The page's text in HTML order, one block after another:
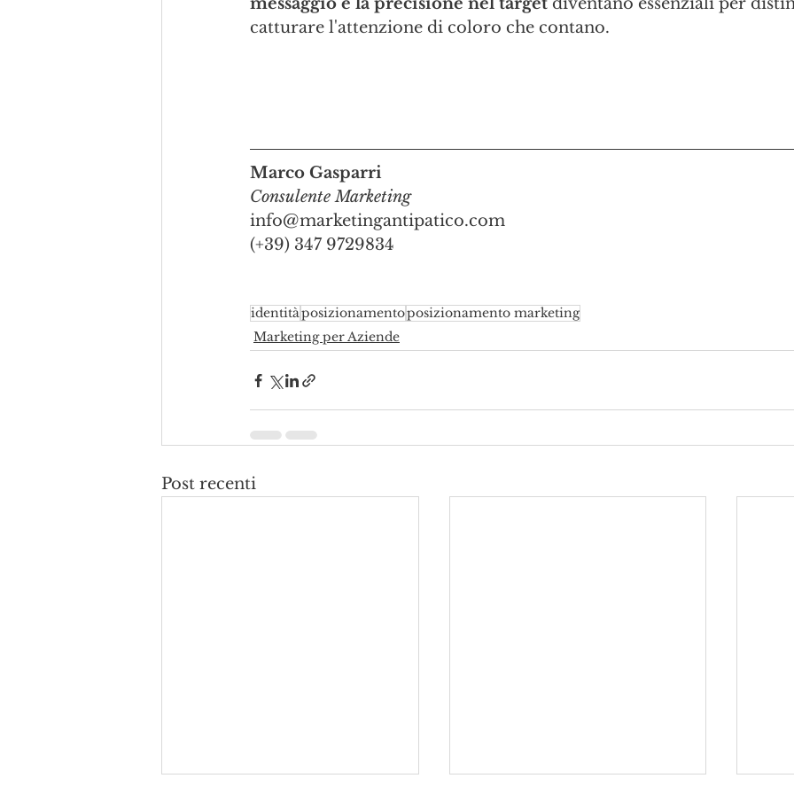
catturare l'attenzione di coloro che contano.
Marco Gasparri
Consulente Marketing
info@marketingantipatico.com
(+39) 347 9729834
identitàposizionamentoposizionamento marketing
Marketing per Aziende
Post recenti